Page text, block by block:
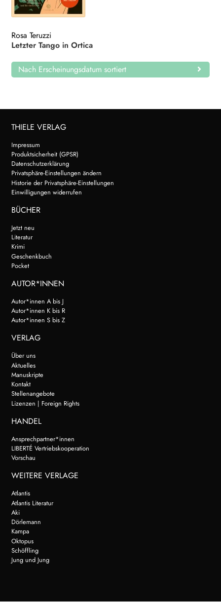
Rosa Teruzzi
Letzter Tango in Ortica
Nach Erscheinungsdatum sortiert
THIELE VERLAG
Impressum
Produktsicherheit (GPSR)
Datenschutzerklärung
Privatsphäre-Einstellungen ändern
Historie der Privatsphäre-Einstellungen
Einwilligungen widerrufen
BÜCHER
Jetzt neu
Literatur
Krimi
Geschenkbuch
Pocket
AUTOR*INNEN
Autor*innen A bis J
Autor*innen K bis R
Autor*innen S bis Z
VERLAG
Über uns
Aktuelles
Manuskripte
Kontakt
Stellenangebote
Lizenzen | Foreign Rights
HANDEL
Ansprechpartner*innen
LIBERTÉ Vertriebskooperation
Vorschau
WEITERE VERLAGE
Atlantis
Atlantis Literatur
Aki
Dörlemann
Kampa
Oktopus
Schöffling
Jung und Jung